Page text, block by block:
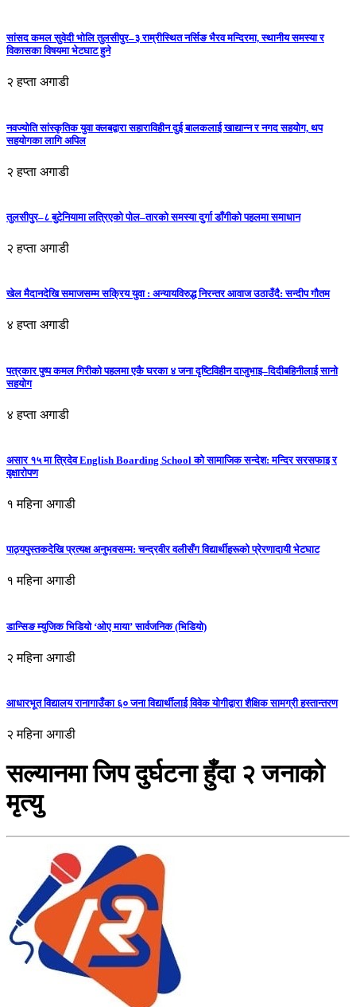
सांसद कमल सुवेदी भोलि तुलसीपुर–३ राम्रीस्थित नर्सिङ भैरव मन्दिरमा, स्थानीय समस्या र
विकासका विषयमा भेटघाट हुने
२ हप्ता अगाडी
नवज्योति सांस्कृतिक युवा क्लबद्वारा सहाराविहीन दुई बालकलाई खाद्यान्न र नगद सहयोग, थप
सहयोगका लागि अपिल
२ हप्ता अगाडी
तुलसीपुर–८ बुटेनियामा लत्रिएको पोल–तारको समस्या दुर्गा डाँगीको पहलमा समाधान
२ हप्ता अगाडी
खेल मैदानदेखि समाजसम्म सक्रिय युवा : अन्यायविरुद्ध निरन्तर आवाज उठाउँदै: सन्दीप गौतम
४ हप्ता अगाडी
पत्रकार पुष्प कमल गिरीको पहलमा एकै घरका ४ जना दृष्टिविहीन दाजुभाइ–दिदीबहिनीलाई सानो
सहयोग
४ हप्ता अगाडी
असार १५ मा त्रिदेव English Boarding School को सामाजिक सन्देश: मन्दिर सरसफाइ र
वृक्षारोपण
१ महिना अगाडी
पाठ्यपुस्तकदेखि प्रत्यक्ष अनुभवसम्म: चन्द्रवीर वलीसँग विद्यार्थीहरूको प्रेरणादायी भेटघाट
१ महिना अगाडी
डान्सिङ म्युजिक भिडियो ‘ओए माया’ सार्वजनिक (भिडियो)
२ महिना अगाडी
आधारभूत विद्यालय रानागाउँका ६० जना विद्यार्थीलाई विवेक योगीद्वारा शैक्षिक सामग्री हस्तान्तरण
२ महिना अगाडी
सल्यानमा जिप दुर्घटना हुँदा २ जनाको
मृत्यु